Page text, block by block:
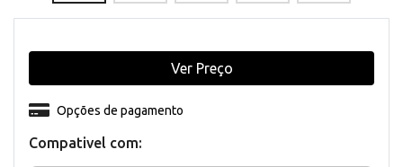
Compativel com:
Opções de pagamento
Ver Preço